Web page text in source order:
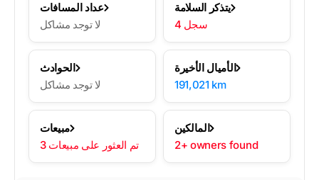
عداد المسافات
لا توجد مشاكل
يتذكر السلامة
4 سجل
الحوادث
لا توجد مشاكل
الأميال الأخيرة
191,021 km
مبيعات
3 تم العثور على مبيعات
المالكين
2+ owners found